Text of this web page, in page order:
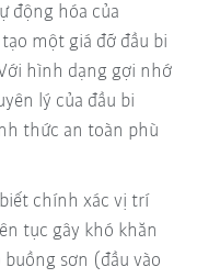
động hóa của
một giá đỡ đầu bi
hình dạng gợi nhớ
lý của đầu bi
thức an toàn phù
chính xác vị trí
tục gây khó khăn
sơn (đầu vào